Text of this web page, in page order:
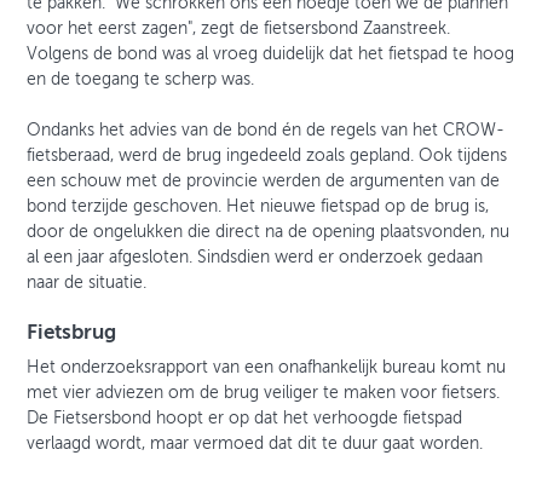
te pakken. "We schrokken ons een hoedje toen we de plannen
voor het eerst zagen", zegt de fietsersbond Zaanstreek.
Volgens de bond was al vroeg duidelijk dat het fietspad te hoog
en de toegang te scherp was.
Ondanks het advies van de bond én de regels van het CROW-
fietsberaad, werd de brug ingedeeld zoals gepland. Ook tijdens
een schouw met de provincie werden de argumenten van de
bond terzijde geschoven. Het nieuwe fietspad op de brug is,
door de ongelukken die direct na de opening plaatsvonden, nu
al een jaar afgesloten. Sindsdien werd er onderzoek gedaan
naar de situatie.
Fietsbrug
Het onderzoeksrapport van een onafhankelijk bureau komt nu
met vier adviezen om de brug veiliger te maken voor fietsers.
De Fietsersbond hoopt er op dat het verhoogde fietspad
verlaagd wordt, maar vermoed dat dit te duur gaat worden.